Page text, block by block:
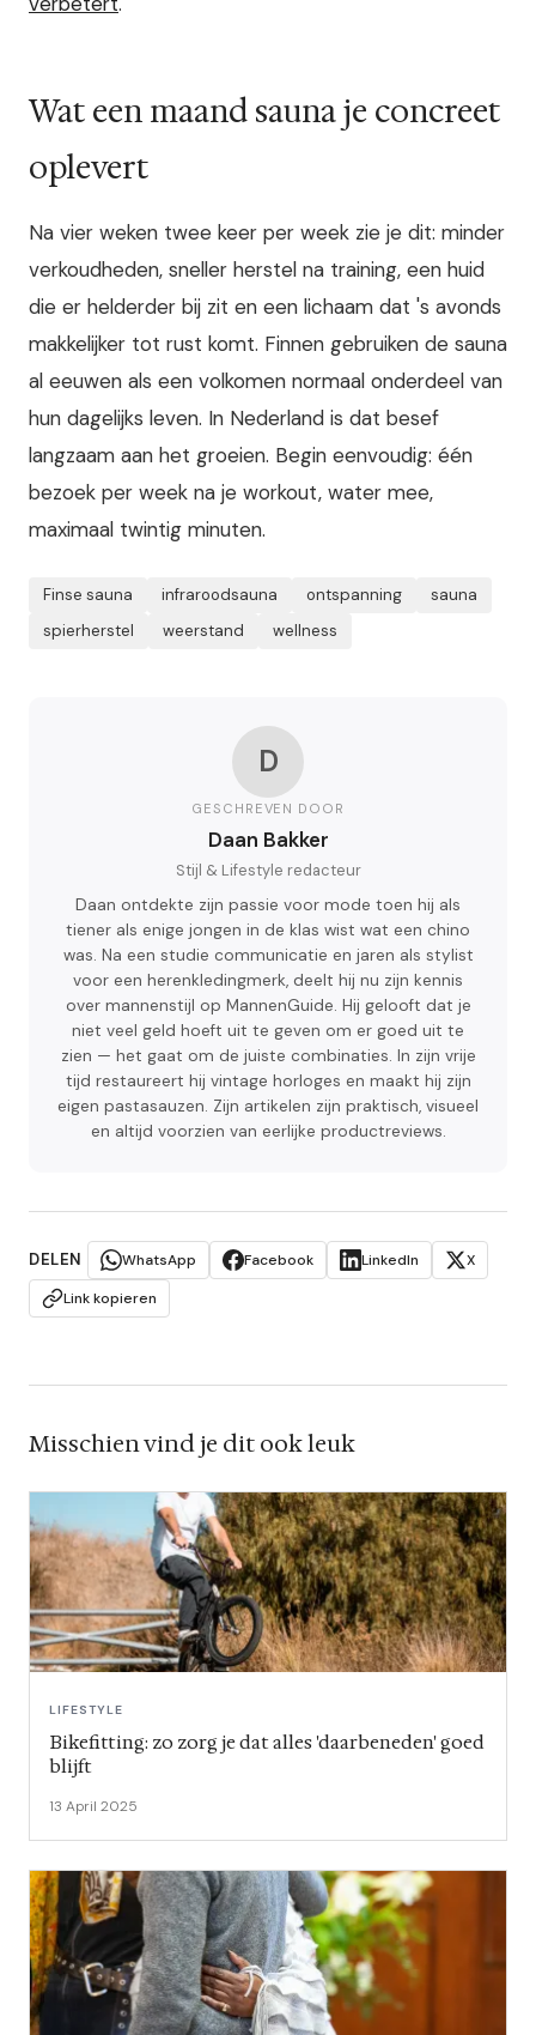
Wat een maand sauna je concreet
oplevert
Na vier weken twee keer per week zie je dit: minder
verkoudheden, sneller herstel na training, een huid
die er helderder bij zit en een lichaam dat 's avonds
makkelijker tot rust komt. Finnen gebruiken de sauna
al eeuwen als een volkomen normaal onderdeel van
hun dagelijks leven. In Nederland is dat besef
langzaam aan het groeien. Begin eenvoudig: één
bezoek per week na je workout, water mee,
maximaal twintig minuten.
Finse sauna infraroodsauna ontspanning
sauna
spierherstel
weerstand wellness
D
GESCHREVEN DOOR
Daan Bakker
Stijl & Lifestyle redacteur
Daan ontdekte zijn passie voor mode toen hij als
tiener als enige jongen in de klas wist wat een chino
was. Na een studie communicatie en jaren als stylist
voor een herenkledingmerk, deelt hij nu zijn kennis
over mannenstijl op MannenGuide. Hij gelooft dat je
niet veel geld hoeft uit te geven om er goed uit te
zien — het gaat om de juiste combinaties. In zijn vrije
tijd restaureert hij vintage horloges en maakt hij zijn
eigen pastasauzen. Zijn artikelen zijn praktisch, visueel
en altijd voorzien van eerlijke productreviews.
DELEN WhatsApp Facebook LinkedIn
X
Link kopieren
Misschien vind je dit ook leuk
LIFESTYLE
Bikefitting: zo zorg je dat alles 'daarbeneden' goed
blijft
13 April 2025